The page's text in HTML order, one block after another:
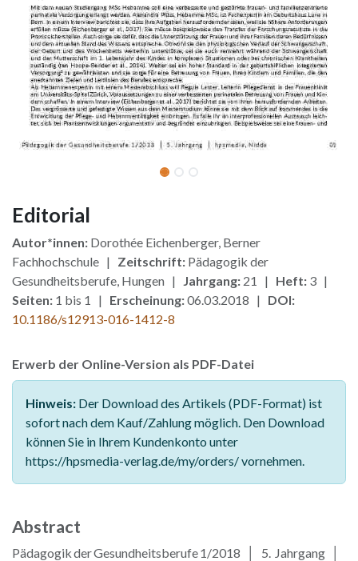
Editorial
Autor*innen: Dorothée Eichenberger, Berner
Fachhochschule | Zeitschrift: Pädagogik der
Gesundheitsberufe, Hungen | Jahrgang: 21 | Heft: 3 |
Seiten: 1 bis 1 | Erscheinung:06.03.2018 | DOI:
10.1186/s12913-016-1412-8
Erwerb der Online-Version als PDF-Datei
Hinweis: Der Download des Artikels (PDF-Format) ist
sofort nach dem Kauf/Zahlung möglich. Den Download
können Sie in Ihrem Kundenkonto unter
https://hpsmedia-verlag.de/my/orders/ vornehmen.
Abstract
Pädagogik der Gesundheitsberufe 1/2018 │ 5. Jahrgang │